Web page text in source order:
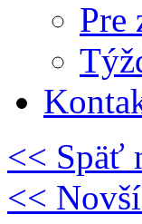
Pre
<< Späť
<<